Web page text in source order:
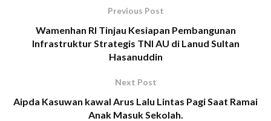
Previous Post
Wamenhan RI Tinjau Kesiapan Pembangunan
Infrastruktur Strategis TNI AU di Lanud Sultan
Hasanuddin
Next Post
Aipda Kasuwan kawal Arus Lalu Lintas Pagi Saat Ramai
Anak Masuk Sekolah.